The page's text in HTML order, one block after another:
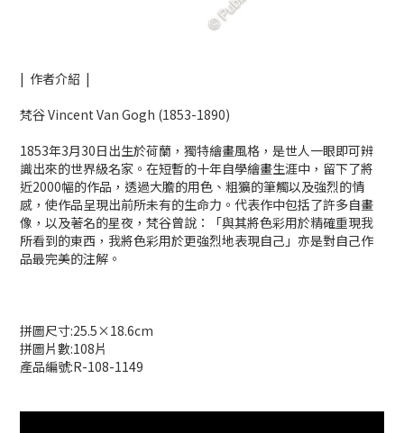
| 作者介紹 |
梵谷 Vincent Van Gogh (1853-1890)
1853年3月30日出生於荷蘭，獨特繪畫風格，是世人一眼即可辨
識出來的世界級名家。在短暫的十年自學繪畫生涯中，留下了將
近2000幅的作品，透過大膽的用色、粗獷的筆觸以及強烈的情
感，使作品呈現出前所未有的生命力。代表作中包括了許多自畫
像，以及著名的星夜，梵谷曾說：「與其將色彩用於精確重現我
所看到的東西，我將色彩用於更強烈地表現自己」亦是對自己作
品最完美的注解。
拼圖尺寸:25.5×18.6cm
拼圖片數:108片
產品編號:R-108-1149